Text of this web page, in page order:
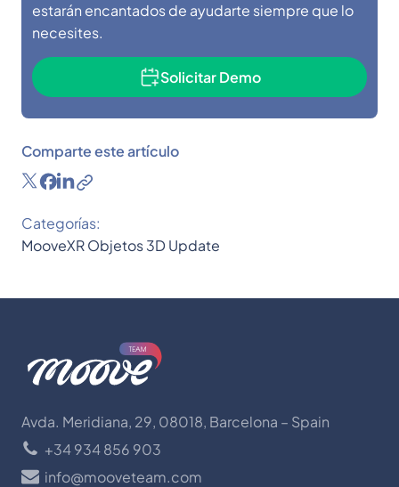
estarán encantados de ayudarte siempre que lo
necesites.
Solicitar Demo
Comparte este artículo
Categorías:
MooveXRObjetos 3DUpdate
Avda. Meridiana, 29, 08018, Barcelona – Spain
+34 934 856 903
info@mooveteam.com